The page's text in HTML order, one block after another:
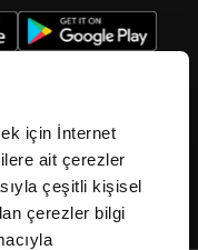
için İnternet
ait çerezler
çeşitli kişisel
çerezler bilgi